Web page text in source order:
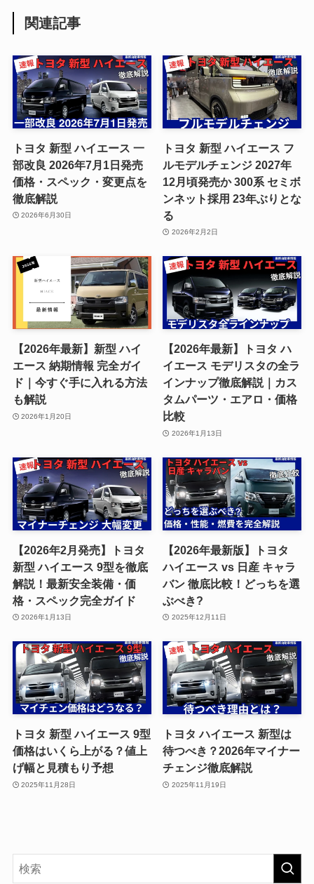
関連記事
トヨタ 新型 ハイエース 一
部改良 2026年7月1日発売
価格・スペック・変更点を
徹底解説
2026年6月30日
トヨタ 新型 ハイエース フ
ルモデルチェンジ 2027年
12月頃発売か 300系 セミボ
ンネット採用 23年ぶりとな
る
2026年2月2日
【2026年最新】新型 ハイ
エース 納期情報 完全ガイ
ド｜今すぐ手に入れる方法
も解説
2026年1月20日
【2026年最新】トヨタ ハ
イエース モデリスタの全ラ
インナップ徹底解説｜カス
タムパーツ・エアロ・価格
比較
2026年1月13日
【2026年2月発売】トヨタ
新型 ハイエース 9型を徹底
解説！最新安全装備・価
格・スペック完全ガイド
2026年1月13日
【2026年最新版】トヨタ
ハイエース vs 日産 キャラ
バン 徹底比較！どっちを選
ぶべき?
2025年12月11日
トヨタ 新型 ハイエース 9型
価格はいくら上がる？値上
げ幅と見積もり予想
2025年11月28日
トヨタ ハイエース 新型は
待つべき？2026年マイナー
チェンジ徹底解説
2025年11月19日